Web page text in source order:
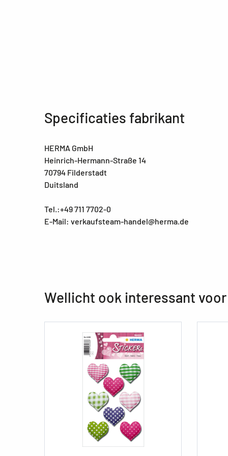
Specificaties fabrikant
HERMA GmbH
Heinrich-Hermann-Straße 14
70794 Filderstadt
Duitsland
Tel.:+49 711 7702-0
E-Mail: verkaufsteam-handel@herma.de
Wellicht ook interessant